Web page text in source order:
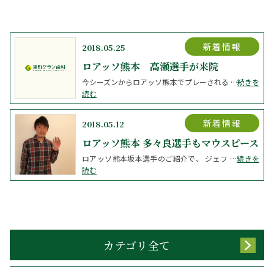
2018.05.25
ロアッソ熊本 高瀬選手が来院
今シーズンからロアッソ熊本でプレーされる …続きを
読む
新着情報
2018.05.12
ロアッソ熊本 多々良選手もマウスピース
ロアッソ熊本坂本選手のご紹介で、 ジェフ …続きを
読む
新着情報
カテゴリ全て